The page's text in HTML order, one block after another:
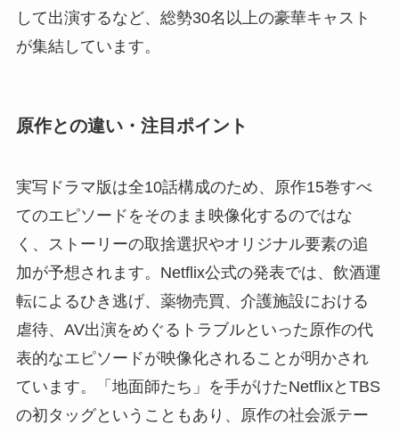
して出演するなど、総勢30名以上の豪華キャスト
が集結しています。
原作との違い・注目ポイント
実写ドラマ版は全10話構成のため、原作15巻すべ
てのエピソードをそのまま映像化するのではな
く、ストーリーの取捨選択やオリジナル要素の追
加が予想されます。Netflix公式の発表では、飲酒運
転によるひき逃げ、薬物売買、介護施設における
虐待、AV出演をめぐるトラブルといった原作の代
表的なエピソードが映像化されることが明かされ
ています。「地面師たち」を手がけたNetflixとTBS
の初タッグということもあり、原作の社会派テー